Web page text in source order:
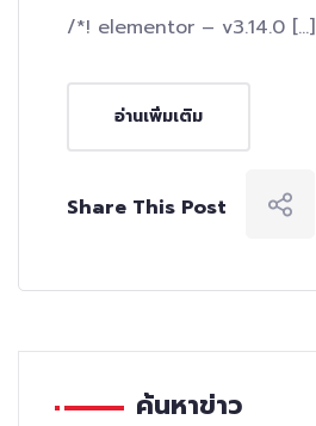
/*! elementor – v3.14.0 […]
อ่านเพิ่มเติม
Share This Post
ค้นหาข่าว